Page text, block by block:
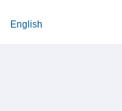
English